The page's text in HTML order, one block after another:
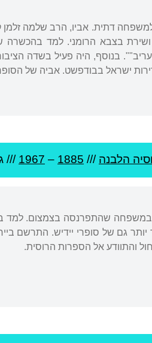
דתית. אביו, הרב שלמה זלמן
הלבנה ///
1885
–
1967
///
במשפחה שהתפרנסה בצמצום.
גם של סופרי יידיש. התרשם
והתוודע אל הספרות הרוסית.